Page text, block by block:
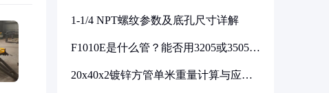
1-1/4 NPT螺纹参数及底孔尺寸详解
F1010E是什么管？能否用3205或3505代
20x40x2镀锌方管单米重量计算与应用